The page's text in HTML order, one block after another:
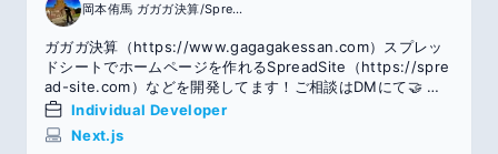
岡本侑馬 ガガガ決算/SpreadSite
ガガガ決算（https://www.gagagakessan.com）スプレッ
ドシートでホームページを作れるSpreadSite（https://spre
ad-site.com）などを開発してます！ご相談はDMにて🤝 東
大卒/エンジニア/Abeam Tech株式会社
Individual Developer
Next.js